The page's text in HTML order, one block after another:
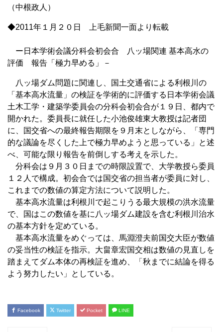
（中根政人）
◆2011年１月２０日 上毛新聞一面より転載
ー日本学術会議分科会初会合 八ッ場関連 基本高水の
評価 報告「極力早める」－
八ッ場ダム問題に関連し、国土交通省による利根川の
「基本高水流量」の検証を学術的に評価する日本学術会議
土木工学・建築学委員会の分科会初会合が１９日、都内で
開かれた。委員長に就任した小池俊雄東大教授は記者団
に、国交省への最終報告期限を９月末としながら、「専門
的な議論を尽くした上で極力早めようと思っている」と述
べ、可能な限り報告を前倒しする考えを示した。
分科会は９月３０日までの時限設置で、大学教授ら委員
１２人で構成。初会合では国交省の担当者が委員に対し、
これまでの数値の算定方法について説明した。
基本高水流量は利根川で起こりうる最大規模の洪水流量
で、国はこの数値を基に八ッ場ダム建設を含む利根川治水
の基本方針を定めている。
基本高水流量をめぐっては、馬淵澄夫前国交大臣が数値
の妥当性の検証を指示。大畠章宏国交相は数値の見直しを
踏まえてダム本体の再検証を進め、「秋までに結論を得る
よう努力したい」としている。
Facebook Twitter Pocket LINE